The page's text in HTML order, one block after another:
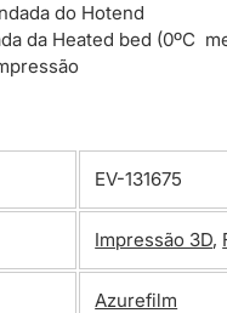
do Hotend
da Heated bed (0ºC
EV-131675
Impressão 3D,
Azurefilm